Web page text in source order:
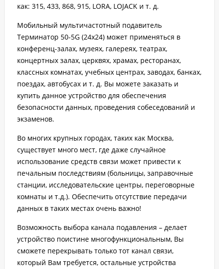
как: 315, 433, 868, 915, LORA, LOJACK и т. д.
Мобильный мультичастотный подавитель
Терминатор 50-5G (24х24) может применяться в
конференц-залах, музеях, галереях, театрах,
концертных залах, церквях, храмах, ресторанах,
классных комнатах, учебных центрах, заводах, банках,
поездах, автобусах и т. д. Вы можете заказать и
купить данное устройство для обеспечения
безопасности данных, проведения собеседований и
экзаменов.
Во многих крупных городах, таких как Москва,
существует много мест, где даже случайное
использование средств связи может привести к
печальным последствиям (больницы, заправочные
станции, исследовательские центры, переговорные
комнаты и т.д.). Обеспечить отсутствие передачи
данных в таких местах очень важно!
Возможность выбора канала подавления – делает
устройство поистине многофункциональным, Вы
сможете перекрывать только тот канал связи,
который Вам требуется, остальные устройства